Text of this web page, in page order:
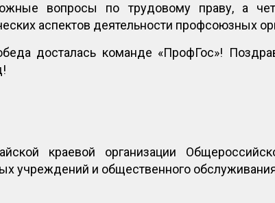
вопросы по трудовому праву, а
аспектов деятельности профсоюзных
досталась команде «ПрофГос»!
краевой организации
учреждений и общественного